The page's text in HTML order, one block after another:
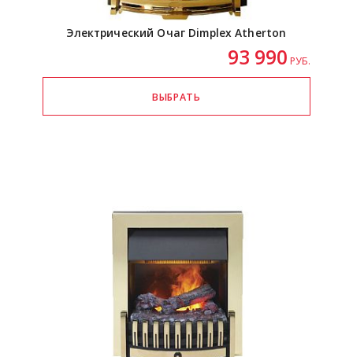
Электрический Очаг Dimplex Atherton
93 990 РУБ.